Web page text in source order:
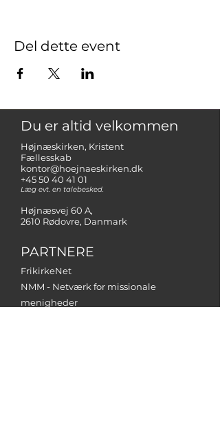
Del dette event
Du er altid velkommen
Højnæskirken, Kristent
Fællesskab
kontor@hoejnaeskirken.dk
+45 50 40 41 01
Læg evt. en talebesked.
Højnæsvej 60 A,
2610 Rødovre, Danmark
PARTNERE
FrikirkeNet
NMM - Netværk for missionale
menigheder